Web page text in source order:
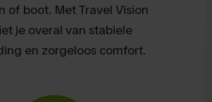
of boot. Met Travel Vision
je overal van stabiele
en zorgeloos comfort.